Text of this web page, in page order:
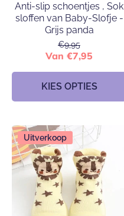
Anti-slip schoentjes , Sok
sloffen van Baby-Slofje -
Grijs panda
€9,95
Van €7,95
KIES OPTIES
Uitverkoop